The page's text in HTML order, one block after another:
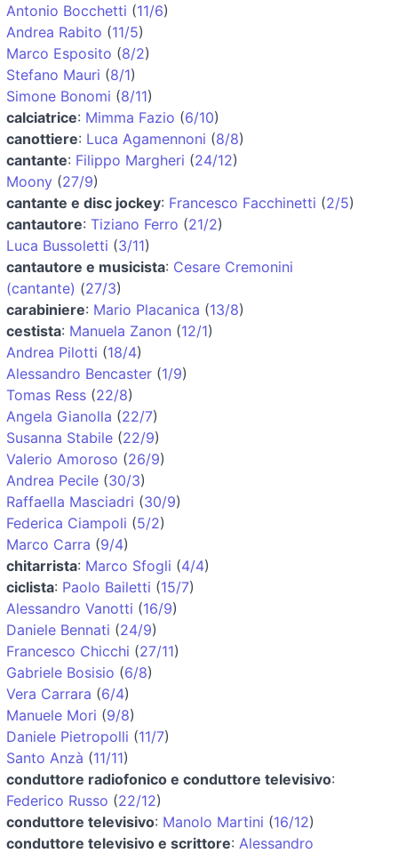
Antonio Bocchetti (11/6)
Andrea Rabito (11/5)
Marco Esposito (8/2)
Stefano Mauri (8/1)
Simone Bonomi (8/11)
calciatrice: Mimma Fazio (6/10)
canottiere: Luca Agamennoni (8/8)
cantante: Filippo Margheri (24/12)
Moony (27/9)
cantante e disc jockey: Francesco Facchinetti (2/5)
cantautore: Tiziano Ferro (21/2)
Luca Bussoletti (3/11)
cantautore e musicista: Cesare Cremonini
(cantante) (27/3)
carabiniere: Mario Placanica (13/8)
cestista: Manuela Zanon (12/1)
Andrea Pilotti (18/4)
Alessandro Bencaster (1/9)
Tomas Ress (22/8)
Angela Gianolla (22/7)
Susanna Stabile (22/9)
Valerio Amoroso (26/9)
Andrea Pecile (30/3)
Raffaella Masciadri (30/9)
Federica Ciampoli (5/2)
Marco Carra (9/4)
chitarrista: Marco Sfogli (4/4)
ciclista: Paolo Bailetti (15/7)
Alessandro Vanotti (16/9)
Daniele Bennati (24/9)
Francesco Chicchi (27/11)
Gabriele Bosisio (6/8)
Vera Carrara (6/4)
Manuele Mori (9/8)
Daniele Pietropolli (11/7)
Santo Anzà (11/11)
conduttore radiofonico e conduttore televisivo:
Federico Russo (22/12)
conduttore televisivo: Manolo Martini (16/12)
conduttore televisivo e scrittore: Alessandro